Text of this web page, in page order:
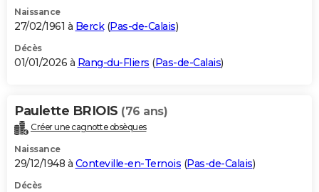
Naissance
27/02/1961 à Berck(Pas-de-Calais)
Décès
01/01/2026 à Rang-du-Fliers (Pas-de-Calais)
Paulette BRIOIS (76 ans)
Créer une cagnotte obsèques
Naissance
29/12/1948 à Conteville-en-Ternois (Pas-de-Calais)
Décès